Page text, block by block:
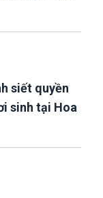
siết quyền
sinh tại Hoa